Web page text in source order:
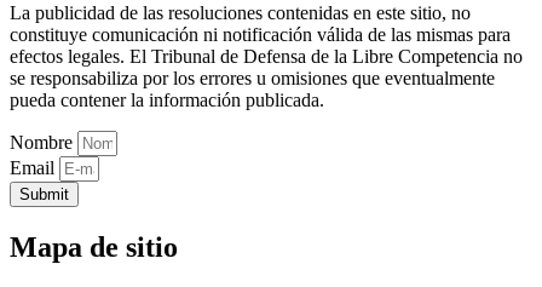
La publicidad de las resoluciones contenidas en este sitio, no
constituye comunicación ni notificación válida de las mismas para
efectos legales. El Tribunal de Defensa de la Libre Competencia no
se responsabiliza por los errores u omisiones que eventualmente
pueda contener la información publicada.
Nombre
Email
Submit
Mapa de sitio